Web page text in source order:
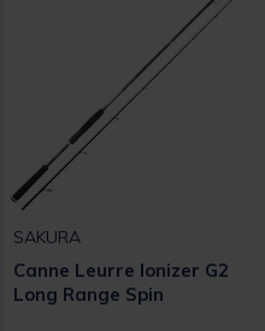
SAKURA
Canne Leurre Ionizer G2
Long Range Spin